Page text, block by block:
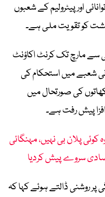
اور پیٹرولیم کے شعبوں
کو تقویت ملی ہے۔
سے مارچ تک کرنٹ اکاؤنٹ
شعبے میں استحکام کی
کی صورتحال میں
پیش رفت ہے۔
کوئی پلان بی نہیں، مہنگائی
سروے پیش کردیا
پر روشنی ڈالتے ہوئے کہا کہ